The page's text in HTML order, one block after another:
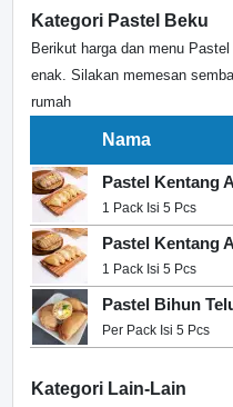
Kategori Pastel Beku
Berikut harga dan menu
enak. Silakan memesan
rumah
Nama
Pastel Kentang
1 Pack Isi 5 Pcs
Pastel Kentang
1 Pack Isi 5 Pcs
Pastel Bihun
Per Pack Isi 5 Pcs
Kategori Lain-Lain